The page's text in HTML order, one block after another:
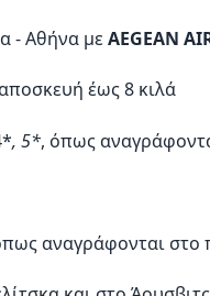
- Αθήνα μεAEGEAN
έως 8 κιλά
, 5*, όπως
αναγράφονται